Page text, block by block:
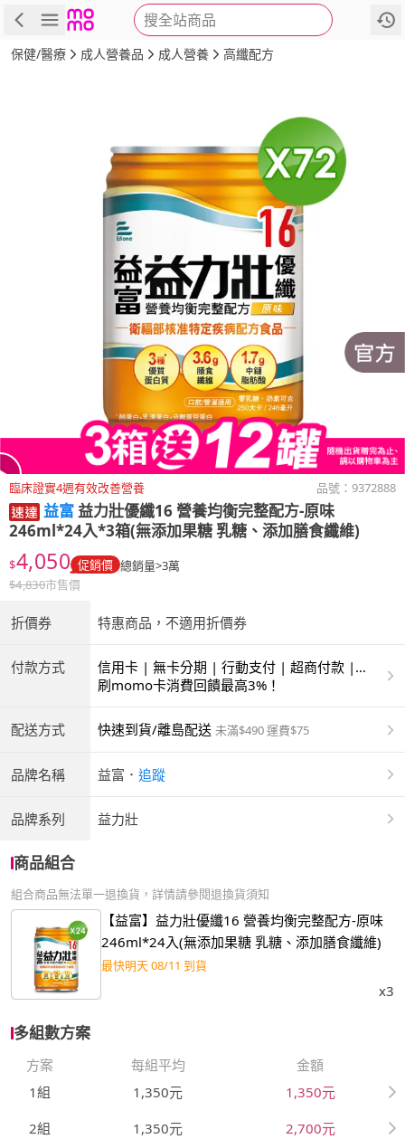
搜全站商品
商品 評價 詳情
保健/醫療 成人營養品 成人營養 高纖配方
臨床證實4週有效改善營養 品號： 9372888
益富益力壯優纖16 營養均衡完整配方-原味
246ml*24入*3箱(無添加果糖 乳糖、添加膳食纖維)
$4,050 促銷價 總銷量>3萬
$4,830市售價
折價券 特惠商品，不適用折價券
付款方式
信用卡 | 無卡分期 | 行動支付 | 超商付款 |
ATM | 銀聯卡
刷momo卡消費回饋最高3%！
配送方式 快速到貨/離島配送 未滿$490 運費$75
品牌名稱 益富 ． 追蹤
品牌系列 益力壯
商品組合
組合商品無法單一退換貨，詳情請參閱退換貨須知
【益富】益力壯優纖16 營養均衡完整配方-原味
246ml*24入(無添加果糖 乳糖、添加膳食纖維)
最快明天 08/11 到貨
x3
多組數方案
方案 每組平均
金額
1組
1,350元
1,350元
2組
1,350元
2,700元